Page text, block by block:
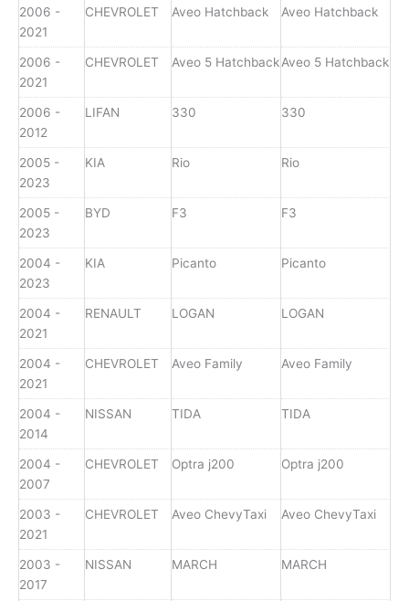
2006 -
2021
CHEVROLET Aveo Hatchback Aveo Hatchback
2006 -
2021
CHEVROLET Aveo 5 HatchbackAveo 5 Hatchback
2006 -
2012
LIFAN 330 330
2005 -
2023
KIA Rio Rio
2005 -
2023
BYD F3 F3
2004 -
2023
KIA Picanto Picanto
2004 -
2021
RENAULT LOGAN LOGAN
2004 -
2021
CHEVROLET Aveo Family Aveo Family
2004 -
2014
NISSAN TIDA TIDA
2004 -
2007
CHEVROLET Optra j200 Optra j200
2003 -
2021
CHEVROLET Aveo ChevyTaxi Aveo ChevyTaxi
2003 -
2017
NISSAN MARCH MARCH